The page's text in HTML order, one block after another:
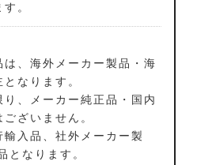
。
は、海外メーカー製品・海
なります。
り、メーカー純正品・国内
ざいません。
輸入品、社外メーカー製
となります。